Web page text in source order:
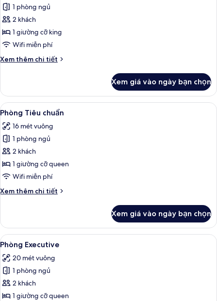
ảnh
Studio
Deluxe
1 phòng ngủ
2 khách
1 giường cỡ king
Wifi miễn phí
Xem thêm chi tiết
Chi
Studio
Deluxe
Xem giá vào ngày bạn chọn
Xem
tất
cả
ảnh
Phòng
Tiêu
chuẩn
Phòng Tiêu chuẩn | Minibar, bàn,
15
Phòng Tiêu chuẩn
16 mét vuông
1 phòng ngủ
2 khách
1 giường cỡ queen
Wifi miễn phí
Xem thêm chi tiết
Chi
Phòng
Tiêu
chuẩn
Xem giá vào ngày bạn chọn
Xem
tất
cả
ảnh
Phòng
Executive
Minibar, bàn, khu vực làm việc phù
15
Phòng Executive
20 mét vuông
1 phòng ngủ
2 khách
1 giường cỡ queen